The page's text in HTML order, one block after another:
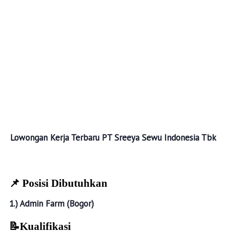
Lowongan Kerja Terbaru PT Sreeya Sewu Indonesia Tbk
📌 Posisi Dibutuhkan
1.)Admin Farm (Bogor)
📝Kualifikasi